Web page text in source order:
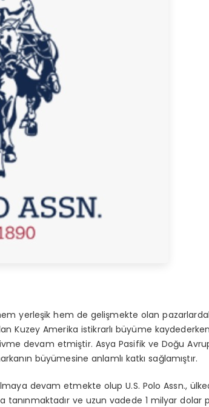
yerleşik hem de gelişmekte olan
Kuzey Amerika istikrarlıbüyüme
ivme devam etmiştir. Asya Pasifik ve Doğu
ın büyümesine anlamlı katkısağlamıştır.
devam etmekte olup U.S. Polo Assn., ü
tanınmaktadır ve uzun vadede 1 milyar dolar